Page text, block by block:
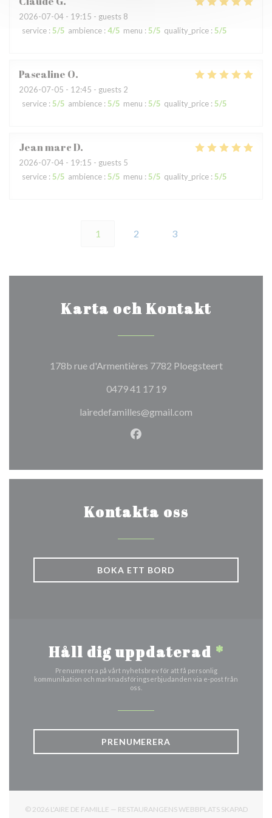
2026-07-04 - 19:15 - guests 8
service : 5/5 ambience : 4/5 menu : 5/5 quality_price : 5/5
Pascaline O
2026-07-05 - 12:45 - guests 2
service : 5/5 ambience : 5/5 menu : 5/5 quality_price : 5/5
Jean marcD
2026-07-04 - 19:15 - guests 5
service : 5/5 ambience : 5/5 menu : 5/5 quality_price : 5/5
1 2 3
Karta och Kontakt
178b rue d'Armentières 7782 Ploegsteert((öppnas i
0479 41 17 19
lairedefamilles@gmail.com
Facebook ((öppnas i ett
Kontakta oss
BOKA ETT BORD
Håll dig uppdaterad *
Prenumerera på vårt nyhetsbrev för att få personlig
kommunikation och marknadsföringserbjudanden via e-post från
oss.
PRENUMERERA
© 2026 L'AIRE DE FAMILLE — RESTAURANGENS WEBBPLATS SKAPAD